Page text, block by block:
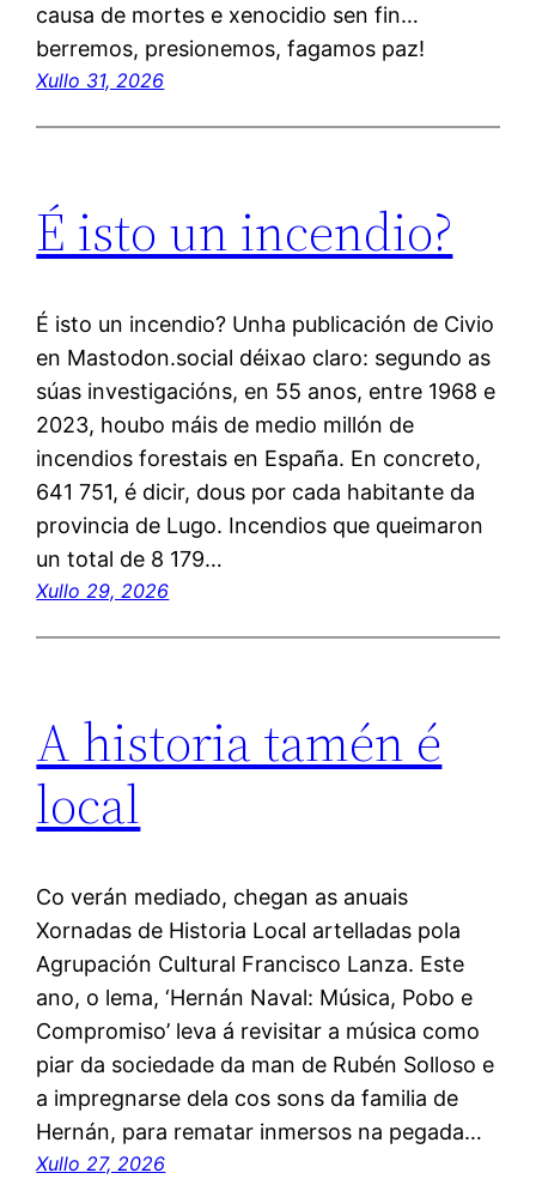
causa de mortes e xenocidio sen fin…
berremos, presionemos, fagamos paz!
Xullo 31, 2026
É isto un incendio?
É isto un incendio? Unha publicación de Civio
en Mastodon.social déixao claro: segundo as
súas investigacións, en 55 anos, entre 1968 e
2023, houbo máis de medio millón de
incendios forestais en España. En concreto,
641 751, é dicir, dous por cada habitante da
provincia de Lugo. Incendios que queimaron
un total de 8 179…
Xullo 29, 2026
A historia tamén é
local
Co verán mediado, chegan as anuais
Xornadas de Historia Local artelladas pola
Agrupación Cultural Francisco Lanza. Este
ano, o lema, ‘Hernán Naval: Música, Pobo e
Compromiso’ leva á revisitar a música como
piar da sociedade da man de Rubén Solloso e
a impregnarse dela cos sons da familia de
Hernán, para rematar inmersos na pegada…
Xullo 27, 2026